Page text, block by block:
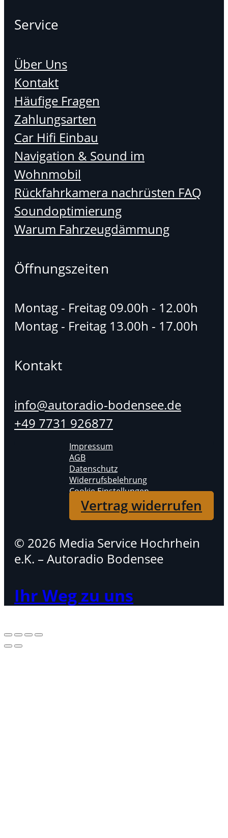
Service
Über Uns
Kontakt
Häufige Fragen
Zahlungsarten
Car Hifi Einbau
Navigation & Sound im
Wohnmobil
Rückfahrkamera nachrüsten FAQ
Soundoptimierung
Warum Fahrzeugdämmung
Öffnungszeiten
Montag - Freitag 09.00h - 12.00h
Montag - Freitag 13.00h - 17.00h
Kontakt
info@autoradio-bodensee.de
+49 7731 926877
Impressum
AGB
Datenschutz
Widerrufsbelehrung
Cookie Einstellungen
Vertrag widerrufen
© 2026 Media Service Hochrhein
e.K. – Autoradio Bodensee
Ihr Weg zu uns